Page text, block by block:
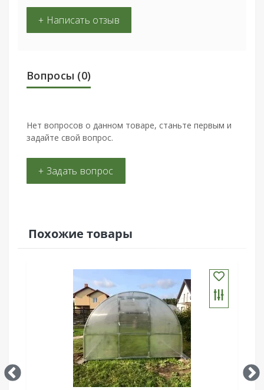
+ Написать отзыв
Вопросы (0)
Нет вопросов о данном товаре, станьте первым и
задайте свой вопрос.
+ Задать вопрос
Похожие товары